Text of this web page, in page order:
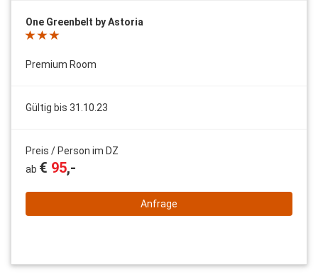
One Greenbelt by Astoria
Premium Room
Gültig bis 31.10.23
Preis / Person im DZ
ab € 95,-
Anfrage